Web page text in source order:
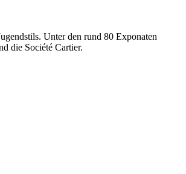
Unter den rund 80 Exponaten
die Société Cartier.